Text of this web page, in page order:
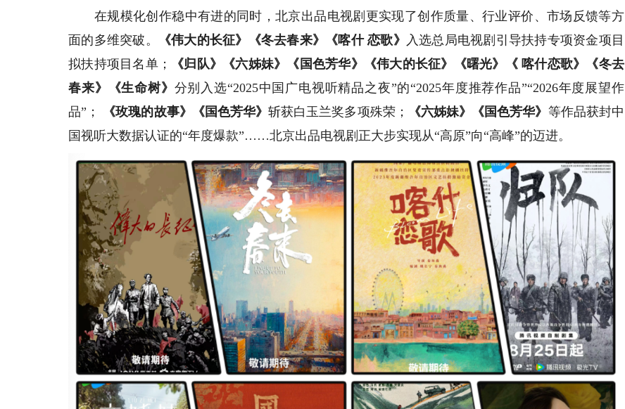
在规模化创作稳中有进的同时，北京出品电视剧更实现了创作质量、行业评价、市场反馈等方
面的多维突破。
《伟大的长征》《冬去春来》《喀什恋歌》 入选总局电视剧引导扶持专项资金项目
拟扶持项目名单；
《归队》《六姊妹》《国色芳华》《伟大的长征》《曙光》《喀什恋歌》《冬去
春来》
《生命树》 分别入选“2025中国广电视听精品之夜”的“2025年度推荐作品”“2026年度展望作
品”；
《玫瑰的故事》 《国色芳华》斩获白玉兰奖多项殊荣； 《六姊妹》《国色芳华》 等作品获封中
国视听大数据认证的“年度爆款”……北京出品电视剧正大步实现从“高原”向“高峰”的迈进。